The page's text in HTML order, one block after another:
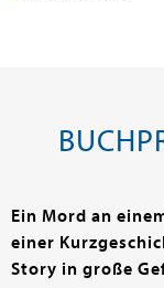
Ein Mord an
einer
Story in große